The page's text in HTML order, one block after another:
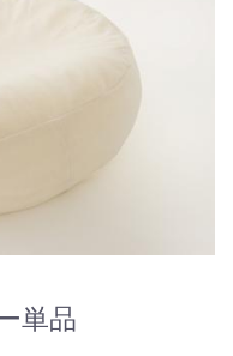
単品